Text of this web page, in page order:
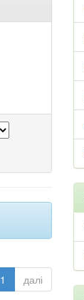
1 далі